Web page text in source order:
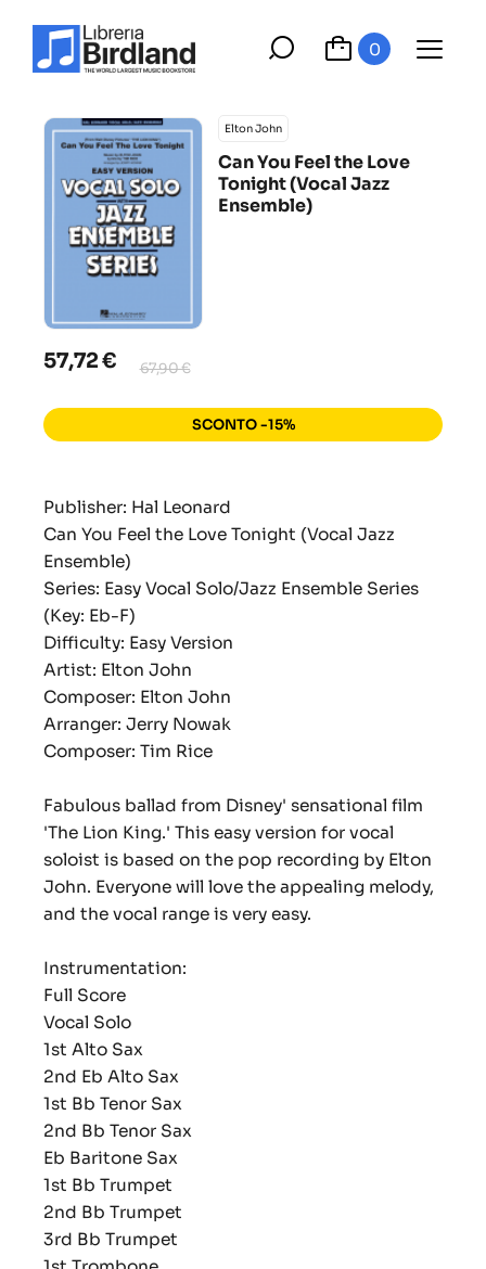
0
Elton John
Can You Feel the Love
Tonight (Vocal Jazz
Ensemble)
57,72 € 67,90 €
SCONTO -15%
Publisher: Hal Leonard
Can You Feel the Love Tonight (Vocal Jazz
Ensemble)
Series: Easy Vocal Solo/Jazz Ensemble Series
(Key: Eb-F)
Difficulty: Easy Version
Artist: Elton John
Composer: Elton John
Arranger: Jerry Nowak
Composer: Tim Rice
Fabulous ballad from Disney' sensational film
'The Lion King.' This easy version for vocal
soloist is based on the pop recording by Elton
John. Everyone will love the appealing melody,
and the vocal range is very easy.
Instrumentation:
Full Score
Vocal Solo
1st Alto Sax
2nd Eb Alto Sax
1st Bb Tenor Sax
2nd Bb Tenor Sax
Eb Baritone Sax
1st Bb Trumpet
2nd Bb Trumpet
3rd Bb Trumpet